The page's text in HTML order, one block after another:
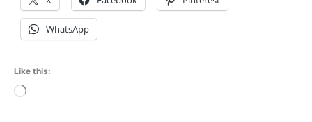
WhatsApp
Like this:
Loading…